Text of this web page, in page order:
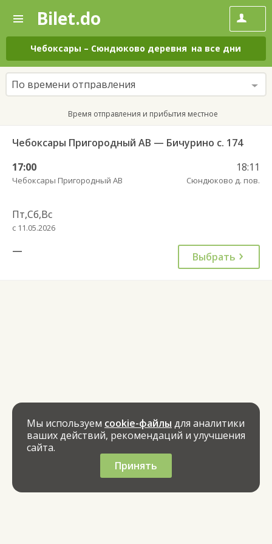
—
Поиск
и
покупка
билетов
на
автобус
онлайн
Bilet.do
Чебоксары – Сюндюково деревня на все дни
По времени отправления
Время отправления и прибытия местное
Чебоксары Пригородный АВ — Бичурино с. 174
17:00
Чебоксары Пригородный АВ
18:11
Сюндюково д. пов.
Пт,Сб,Вс
с 11.05.2026
— Выбрать
Мы используем cookie-файлы для аналитики
ваших действий, рекомендаций и улучшения
сайта.
Принять